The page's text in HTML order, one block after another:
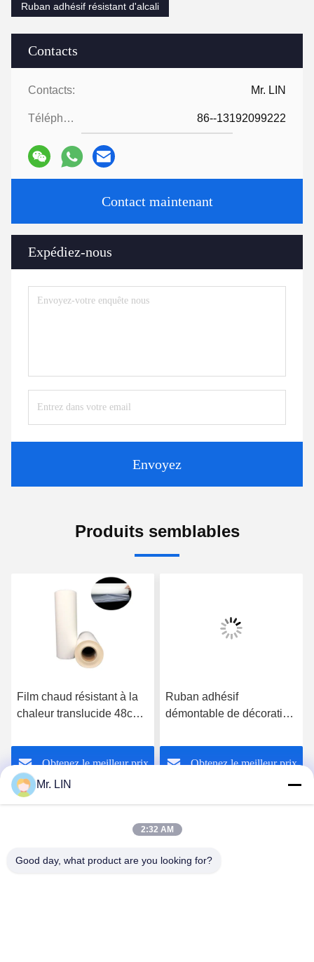
Contacts
Contacts: Mr. LIN
Téléphone: 86--13192099222
Contact maintenant
Expédiez-nous
Envoyez
Ruban adhésif résistant d'alcali
Produits semblables
Film chaud résistant à la
chaleur translucide 48cm
pour le tissu de polyester
Obtenez le meilleur prix
Ruban adhésif
démontable de décoration
chaleur de ruban adhésif
Obtenez le meilleur prix
Guangdong Jinhonghai New Material
Mr. LIN
2:32 AM
Good day, what product are you looking for?